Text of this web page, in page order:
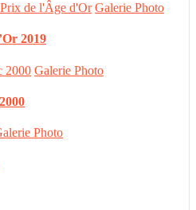
Galerie Photo
2019
Galerie Photo
Photo